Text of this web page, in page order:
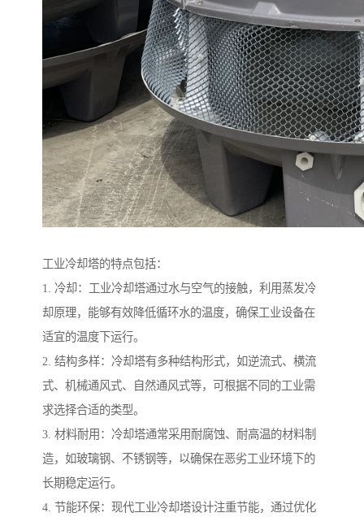
工业冷却塔的特点包括：
1. 冷却：工业冷却塔通过水与空气的接触，利用蒸发冷
却原理，能够有效降低循环水的温度，确保工业设备在
适宜的温度下运行。
2. 结构多样：冷却塔有多种结构形式，如逆流式、横流
式、机械通风式、自然通风式等，可根据不同的工业需
求选择合适的类型。
3. 材料耐用：冷却塔通常采用耐腐蚀、耐高温的材料制
造，如玻璃钢、不锈钢等，以确保在恶劣工业环境下的
长期稳定运行。
4. 节能环保：现代工业冷却塔设计注重节能，通过优化